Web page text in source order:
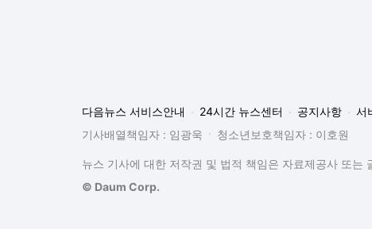
다음뉴스 서비스안내 24시간 뉴스센터 공지사항
서
기사배열책임자 : 임광욱
청소년보호책임자 : 이호원
뉴스 기사에 대한 저작권 및 법적 책임은 자료제공사 또는
© Daum Corp.